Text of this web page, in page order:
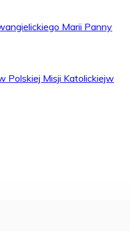
Marii Panny
Polskiej Misji Katolickiejw